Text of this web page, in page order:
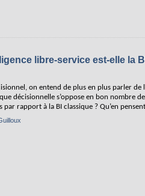
libre-service est-elle la
on entend de plus en plus parler
décisionnelle s’oppose en bon nombre
rapport à la BI classique ? Qu’en